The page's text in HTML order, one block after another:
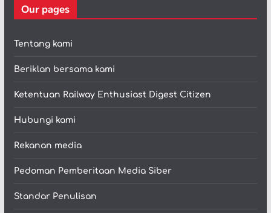
Our pages
Tentang kami
Beriklan bersama kami
Ketentuan Railway Enthusiast Digest Citizen
Hubungi kami
Rekanan media
Pedoman Pemberitaan Media Siber
Standar Penulisan